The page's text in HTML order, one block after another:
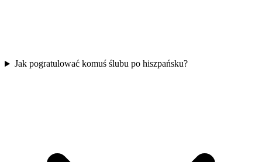
Jak pogratulować komuś ślubu po hiszpańsku?